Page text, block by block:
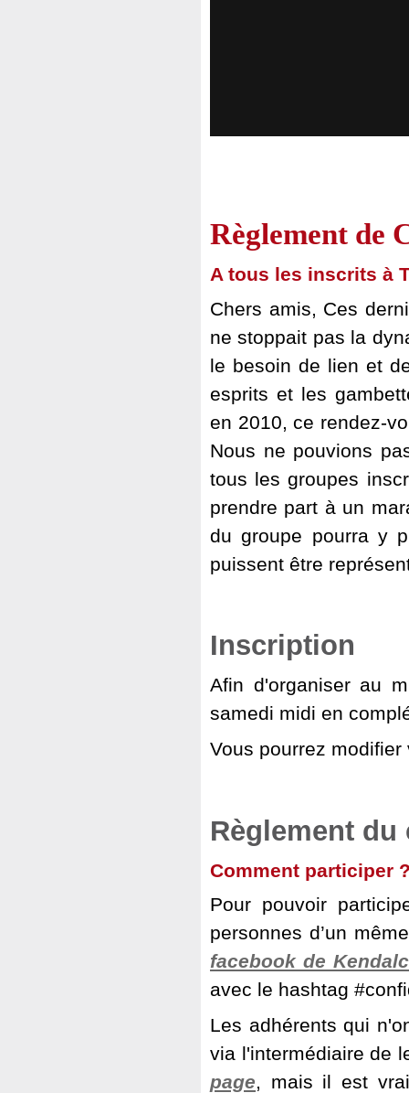
Règlement de
A tous les inscrits à
Chers amis, Ces
ne stoppait pas la
le besoin de lien et
esprits et les
en 2010, ce rendez-
Nous ne pouvions
tous les groupes
prendre part à un
du groupe pourra y
puissent être
Inscription
Afin d'organiser au
samedi midi en
Vous pourrez
Règlement
Comment participer
Pour pouvoir
personnes d’un
facebook de
avec le hashtag
Les adhérents qui
via l'intermédiaire de
page, mais il est